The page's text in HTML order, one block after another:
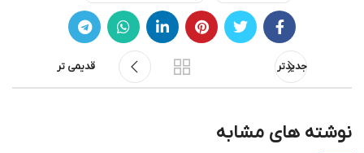
جدیدتر قدیمی تر
نوشته های مشابه